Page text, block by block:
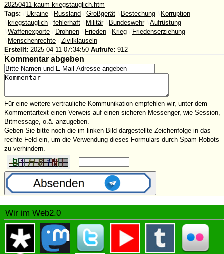
20250411-kaum-kriegstauglich.htm
Tags:
Ukraine Russland Großgerät Bestechung
Korruption
kriegstauglich fehlerhaft Militär Bundeswehr
Aufrüstung
Waffenexporte Drohnen Frieden Krieg
Friedenserziehung
Menschenrechte
Zivilklauseln
Erstellt: 2025-04-11 07:34:50 Aufrufe: 912
Kommentar abgeben
Für eine weitere vertrauliche Kommunikation empfehlen wir, unter dem
Kommentartext einen Verweis auf einen sicheren Messenger, wie Session,
Bitmessage, o.ä. anzugeben.
Geben Sie bitte noch die im linken Bild dargestellte Zeichenfolge in das
rechte Feld ein, um die Verwendung dieses Formulars durch Spam-Robots
zu verhindern.
Wir im Web2.0